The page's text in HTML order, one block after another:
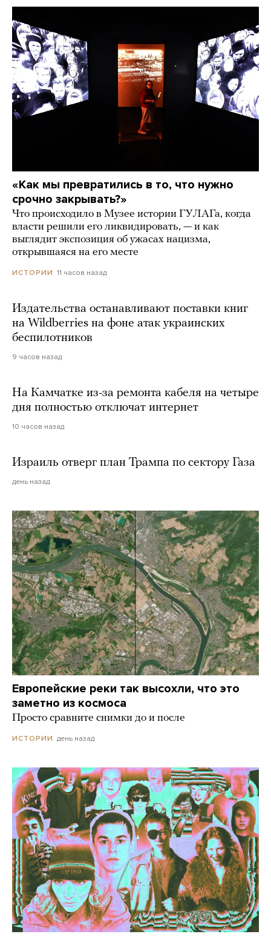
«Как мы превратились в то, что нужно
срочно закрывать?»
Что происходило в Музее истории ГУЛАГа, когда
власти решили его ликвидировать, — и как
выглядит экспозиция об ужасах нацизма,
открывшаяся на его месте
ИСТОРИИ 11 часов назад
Издательства останавливают поставки книг
на Wildberries на фоне атак украинских
беспилотников
9 часов назад
На Камчатке из-за ремонта кабеля на четыре
дня полностью отключат интернет
10 часов назад
Израиль отверг план Трампа по сектору Газа
день назад
Европейские реки так высохли, что это
заметно из космоса
Просто сравните снимки до и после
ИСТОРИИ день назад